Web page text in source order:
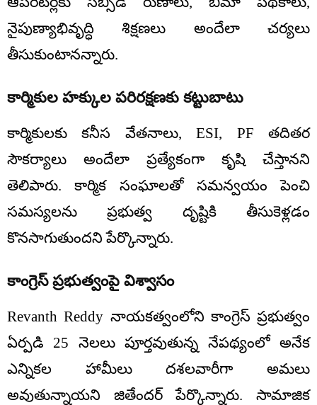
నైపుణ్యాభివృద్ధి శిక్షణలు అందేలా చర్యలు
తీసుకుంటానన్నారు.
కార్మికుల హక్కుల పరిరక్షణకు కట్టుబాటు
కార్మికులకు కనీస వేతనాలు, ESI, PF తదితర
సౌకర్యాలు అందేలా ప్రత్యేకంగా కృషి చేస్తానని
తెలిపారు. కార్మిక సంఘాలతో సమన్వయం పెంచి
సమస్యలను ప్రభుత్వ దృష్టికి తీసుకెళ్లడం
కొనసాగుతుందని పేర్కొన్నారు.
కాంగ్రెస్ ప్రభుత్వంపై విశ్వాసం
Revanth Reddy నాయకత్వంలోని కాంగ్రెస్ ప్రభుత్వం
ఏర్పడి 25 నెలలు పూర్తవుతున్న నేపథ్యంలో అనేక
ఎన్నికల హామీలు దశలవారీగా అమలు
అవుతున్నాయని జితేందర్ పేర్కొన్నారు. సామాజిక